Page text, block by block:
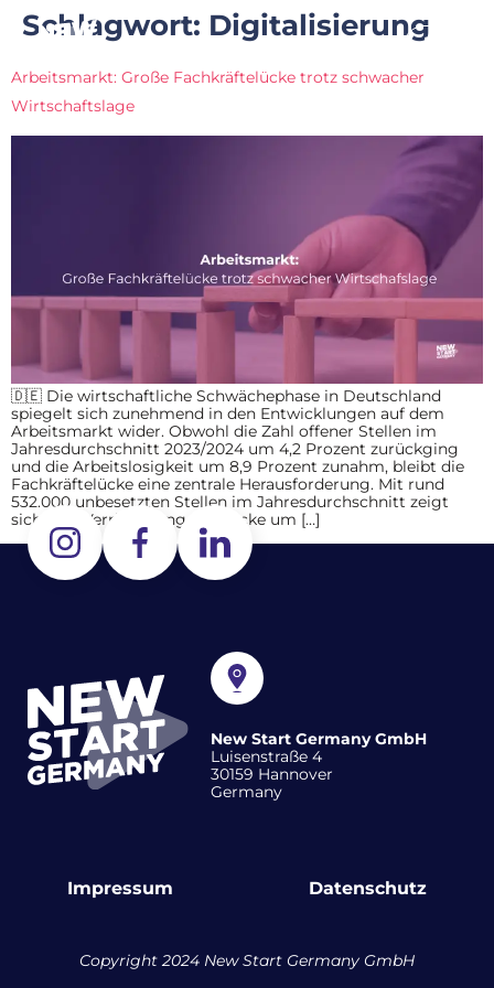
Schlagwort: Digitalisierung
Arbeitsmarkt: Große Fachkräftelücke trotz schwacher
Wirtschaftslage
🇩🇪 Die wirtschaftliche Schwächephase in Deutschland
spiegelt sich zunehmend in den Entwicklungen auf dem
Arbeitsmarkt wider. Obwohl die Zahl offener Stellen im
Jahresdurchschnitt 2023/2024 um 4,2 Prozent zurückging
und die Arbeitslosigkeit um 8,9 Prozent zunahm, bleibt die
Fachkräftelücke eine zentrale Herausforderung. Mit rund
532.000 unbesetzten Stellen im Jahresdurchschnitt zeigt
sich eine Verringerung der Lücke um […]
New Start Germany GmbH
Luisenstraße 4
30159 Hannover
Germany
Impressum Datenschutz
Copyright 2024 New Start Germany GmbH